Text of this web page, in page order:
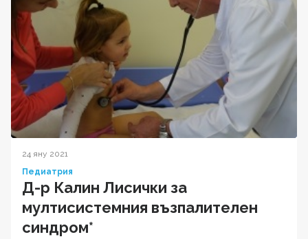
24 яну 2021
Педиатрия
Д-р Калин Лисички за
мултисистемния възпалителен
синдром*